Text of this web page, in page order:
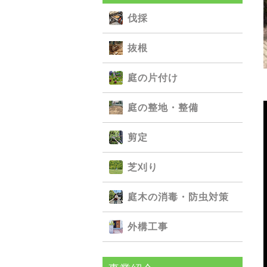
伐採
抜根
庭の⽚付け
庭の整地・整備
剪定
芝刈り
庭⽊の消毒・防⾍対策
外構⼯事